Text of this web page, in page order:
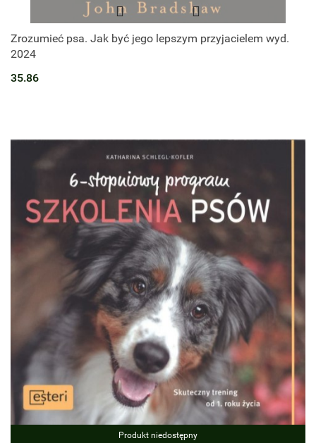
Zrozumieć psa. Jak być jego lepszym przyjacielem wyd.
2024
35.86
Produkt niedostępny